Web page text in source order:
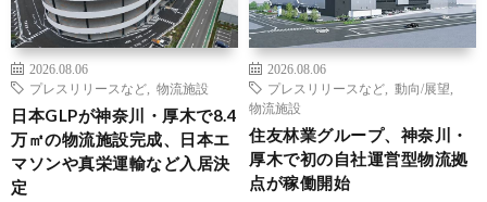
2026.08.06
プレスリリースなど
物流施設
日本GLPが神奈川・厚木で8.4
万㎡の物流施設完成、日本エ
マソンや真栄運輸など入居決
定
2026.08.06
プレスリリースなど
動向/展望
物流施設
住友林業グループ、神奈川・
厚木で初の自社運営型物流拠
点が稼働開始